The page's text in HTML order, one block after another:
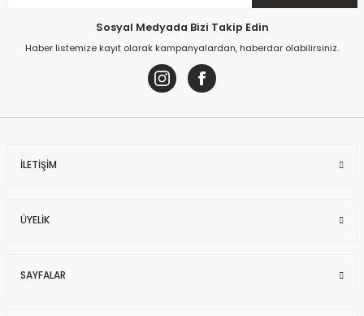
Sosyal Medyada Bizi Takip Edin
Haber listemize kayıt olarak kampanyalardan, haberdar olabilirsiniz.
İLETİŞİM
ÜYELİK
SAYFALAR